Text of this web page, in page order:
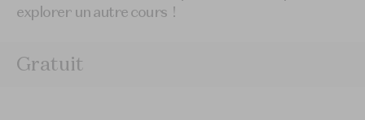
explorer un autre cours !
Gratuit